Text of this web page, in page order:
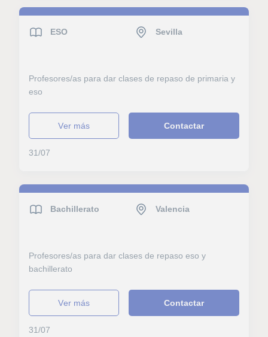
ESO Sevilla
Profesores/as para dar clases de repaso de primaria y
eso
ver más Contactar
31/07
Bachillerato Valencia
Profesores/as para dar clases de repaso eso y
bachillerato
ver más Contactar
31/07